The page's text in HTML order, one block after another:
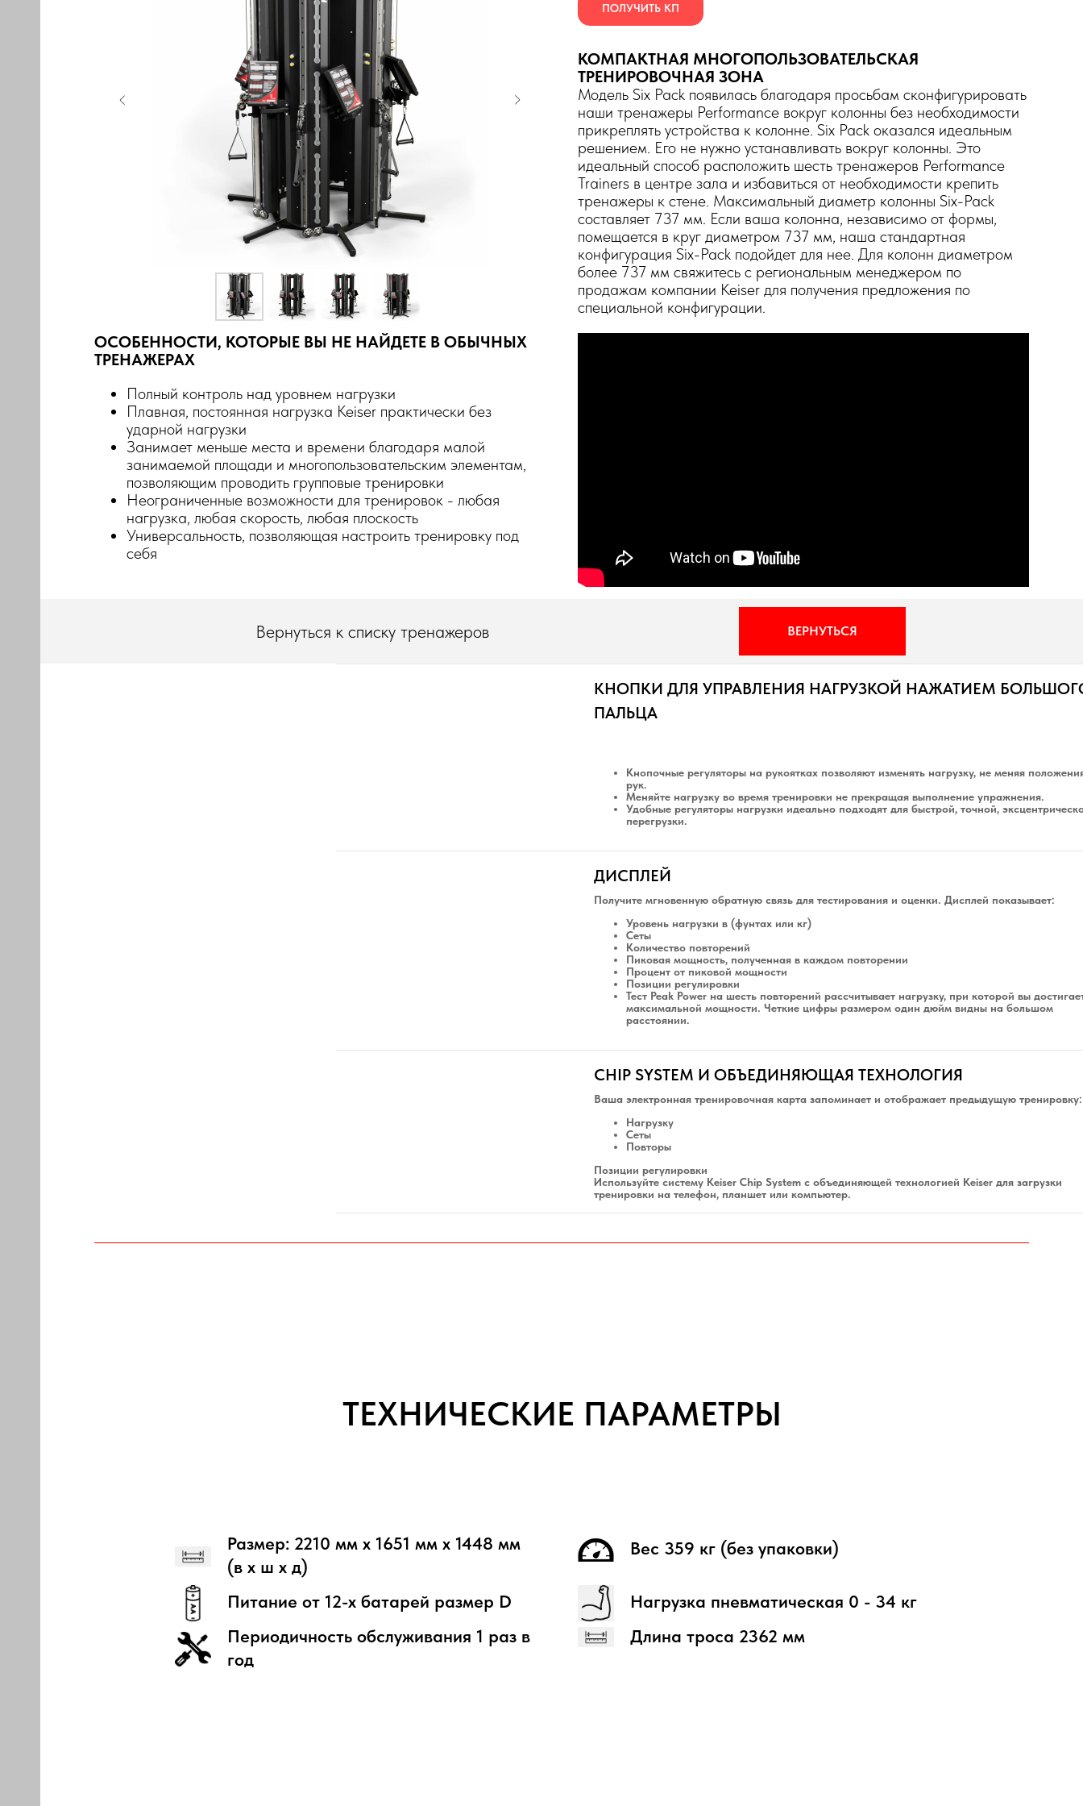
ПОЛУЧИТЬ КП
КОМПАКТНАЯ МНОГОПОЛЬЗОВАТЕЛЬСКАЯ
ТРЕНИРОВОЧНАЯ ЗОНА
Модель Six Pack появилась благодаря просьбам сконфигурировать
наши тренажеры Performance вокруг колонны без необходимости
прикреплять устройства к колонне. Six Pack оказался идеальным
решением. Его не нужно устанавливать вокруг колонны. Это
идеальный способ расположить шесть тренажеров Performance
Trainers в центре зала и избавиться от необходимости крепить
тренажеры к стене. Максимальный диаметр колонны Six-Pack
составляет 737 мм. Если ваша колонна, независимо от формы,
помещается в круг диаметром 737 мм, наша стандартная
конфигурация Six-Pack подойдет для нее. Для колонн диаметром
более 737 мм свяжитесь с региональным менеджером по
продажам компании Keiser для получения предложения по
специальной конфигурации.
ОСОБЕННОСТИ, КОТОРЫЕ ВЫ НЕ НАЙДЕТЕ В ОБЫЧНЫХ
ТРЕНАЖЕРАХ
Полный контроль над уровнем нагрузки
Плавная, постоянная нагрузка Keiser практически без
ударной нагрузки
Занимает меньше места и времени благодаря малой
занимаемой площади и многопользовательским элементам,
позволяющим проводить групповые тренировки
Неограниченные возможности для тренировок - любая
нагрузка, любая скорость, любая плоскость
Универсальность, позволяющая настроить тренировку под
себя
Вернуться к списку тренажеров ВЕРНУТЬСЯ
КНОПКИ ДЛЯ УПРАВЛЕНИЯ НАГРУЗКОЙ НАЖАТИЕМ
ПАЛЬЦА
Кнопочные регуляторы на рукоятках позволяют изменять нагрузку, не меняя
рук.
Меняйте нагрузку во время тренировки не прекращая выполнение упражнения.
Удобные регуляторы нагрузки идеально подходят для быстрой, точной,
перегрузки.
ДИСПЛЕЙ
Получите мгновенную обратную связь для тестирования и оценки. Дисплей показывает:
Уровень нагрузки в (фунтах или кг)
Сеты
Количество повторений
Пиковая мощность, полученная в каждом повторении
Процент от пиковой мощности
Позиции регулировки
Тест Peak Power на шесть повторений рассчитывает нагрузку, при которой вы
максимальной мощности. Четкие цифры размером один дюйм видны на большом
расстоянии.
CHIP SYSTEM И ОБЪЕДИНЯЮЩАЯ ТЕХНОЛОГИЯ
Ваша электронная тренировочная карта запоминает и отображает предыдущую тренировку:
Нагрузку
Сеты
Повторы
Позиции регулировки
Используйте систему Keiser Chip System с объединяющей технологией Keiser для загрузки
тренировки на телефон, планшет или компьютер.
ТЕХНИЧЕСКИЕ ПАРАМЕТРЫ
Размер: 2210 мм х 1651 мм х 1448 мм
(в х ш х д)
Вес 359 кг (без упаковки)
Питание от 12-х батарей размер D
Нагрузка пневматическая 0 - 34 кг
Периодичность обслуживания 1 раз в
год
Длина троса 2362 мм